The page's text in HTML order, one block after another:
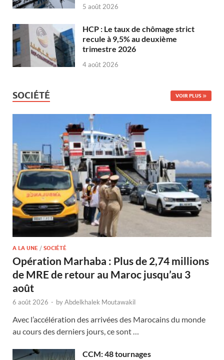
5 août 2026
HCP : Le taux de chômage strict
recule à 9,5% au deuxième
trimestre 2026
4 août 2026
SOCIÉTÉ VOIR PLUS
A LA UNE / SOCIÉTÉ
Opération Marhaba : Plus de 2,74 millions
de MRE de retour au Maroc jusqu’au 3
août
6 août 2026 - byAbdelkhalek Moutawakil
Avec l’accélération des arrivées des Marocains du monde
au cours des derniers jours, ce sont …
CCM: 48 tournages